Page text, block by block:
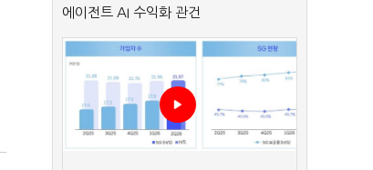
에이전트 AI 수익화 관건